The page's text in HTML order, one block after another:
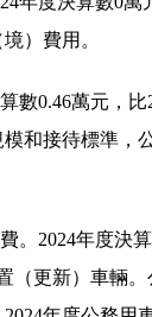
）費用。
數0.46萬元，
和接待標準，
。2024年度決
（更新）車輛